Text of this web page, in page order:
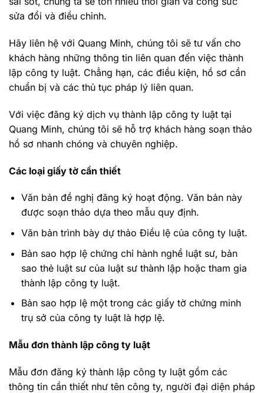
sửa đổi và điều chỉnh.
Hãy liên hệ với Quang Minh, chúng tôi sẽ tư vấn cho
khách hàng những thông tin liên quan đến việc thành
lập công ty luật. Chẳng hạn, các điều kiện, hồ sơ cần
chuẩn bị và các thủ tục pháp lý liên quan.
Với việc đăng ký dịch vụ thành lập công ty luật tại
Quang Minh, chúng tôi sẽ hỗ trợ khách hàng soạn thảo
hồ sơ nhanh chóng và chuyên nghiệp.
Các loại giấy tờ cần thiết
Văn bản đề nghị đăng ký hoạt động. Văn bản này
được soạn thảo dựa theo mẫu quy định.
Văn bản trình bày dự thảo Điều lệ của công ty luật.
Bản sao hợp lệ chứng chỉ hành nghề luật sư, bản
sao thẻ luật sư của luật sư thành lập hoặc tham gia
thành lập công ty luật.
Bản sao hợp lệ một trong các giấy tờ chứng minh
trụ sở của công ty luật là hợp lệ.
Mẫu đơn thành lập công ty luật
Mẫu đơn đăng ký thành lập công ty luật gồm các
thông tin cần thiết như tên công ty, người đại diện pháp